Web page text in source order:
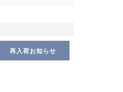
再入荷お知らせ